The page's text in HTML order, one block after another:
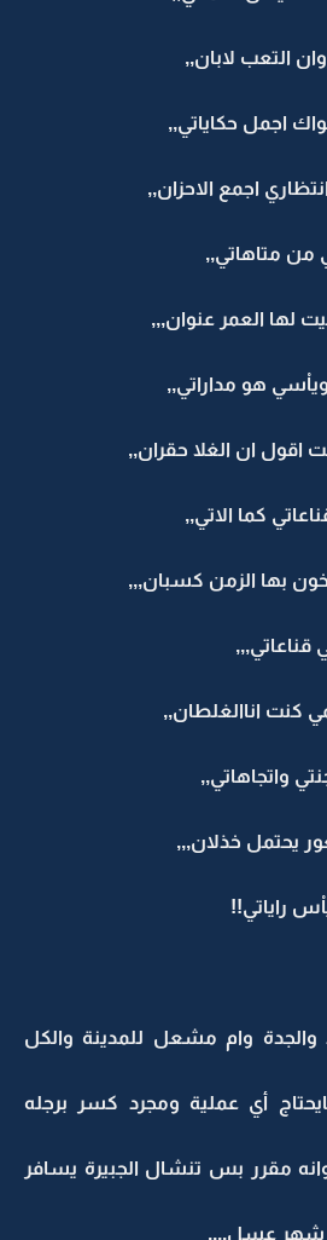
التعب لابان,,
اجمل حكاياتي,,
اجمع الاحزان,,
من متاهاتي,,
لها العمر عنوان,,,
هو مداراتي,,
اقول ان الغلا حقران,,
كما الاتي,,
بها الزمن كسبان,,,
قناعاتي,,,
كنت اناالغلطان,,
واتجاهاتي,,
يحتمل خذلان,,,
راياتي!!
والجدة وام مشعل للمدينة والكل
أي عملية ومجرد كسر برجله
مقرر بس تنشال الجبيرة يسافر
شهر عسل....